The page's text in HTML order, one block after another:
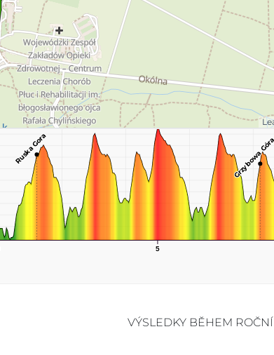
5
Ruska Gora Grzybowa Góra
VÝSLEDKY BĚHEM